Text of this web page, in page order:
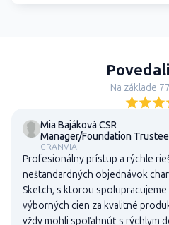
Na základe
Mia Bajáková CSR
Manager/Foundation Trustee
GRANVIA
Profesionálny prístup a rýchle
neštandardných objednávok
Sketch, s ktorou spolupracujeme
výborných cien za kvalitné
vždy mohli spoľahnúť s rýchlym